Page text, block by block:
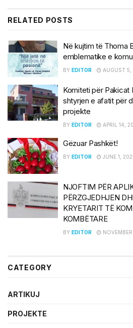
RELATED POSTS
Në kujtim të Thoma
emblematike e
BY EDITOR AUGUST 5,
Komiteti për Pakicat
shtyrjen e afatit për
projekte
BY EDITOR APRIL 14,
Gëzuar Pashkët!
BY EDITOR JUNE 1,
NJOFTIM PËR
PËRZGJEDHJEN
KRYETARIT TË
KOMBËTARE
BY EDITOR
CATEGORY
ARTIKUJ
PROJEKTE